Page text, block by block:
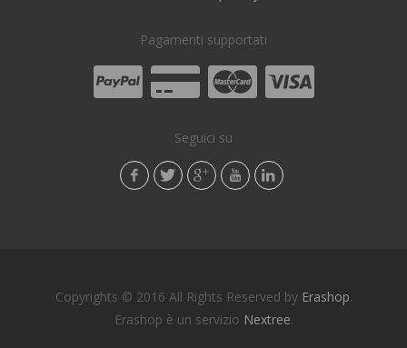
Pagamenti supportati
Seguici su
Copyrights © 2016 All Rights Reserved by Erashop.
Erashop è un servizio Nextree.